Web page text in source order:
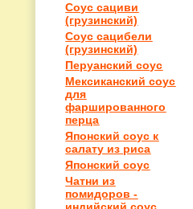
Соус сациви
(грузинский)
Соус сацибели
(грузинский)
Перуанский соус
Мексиканский соус
для
фаршированного
перца
Японский соус к
салату из риса
Японский соус
Чатни из
помидоров -